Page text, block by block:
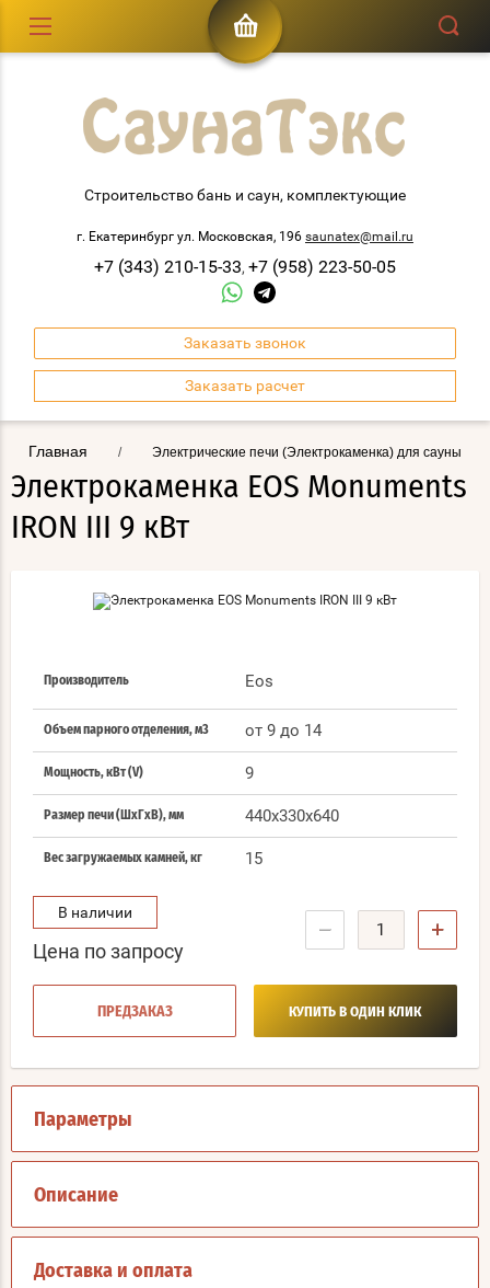
Строительство бань и саун, комплектующие
г. Екатеринбург ул. Московская, 196 saunatex@mail.ru
+7 (343) 210-15-33, +7 (958) 223-50-05
Заказать звонок
Заказать расчет
Главная / Электрические печи (Электрокаменка) для сауны
Электрокаменка EOS Monuments
IRON III 9 кВт
Производитель Eos
Объем парного отделения, м3 от 9 до 14
Мощность, кВт (V) 9
Размер печи (ШхГхВ), мм 440x330x640
Вес загружаемых камней, кг 15
В наличии
Цена по запросу
− +
ПРЕДЗАКАЗ КУПИТЬ В ОДИН КЛИК
Параметры
Описание
Доставка и оплата